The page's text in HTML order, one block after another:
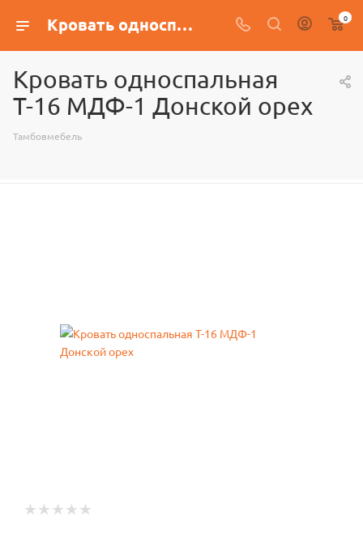
Кровать односпальная Т-16 МДФ-1 Донской орех 0
Кровать односпальная
Т-16 МДФ-1 Донской орех
Тамбовмебель